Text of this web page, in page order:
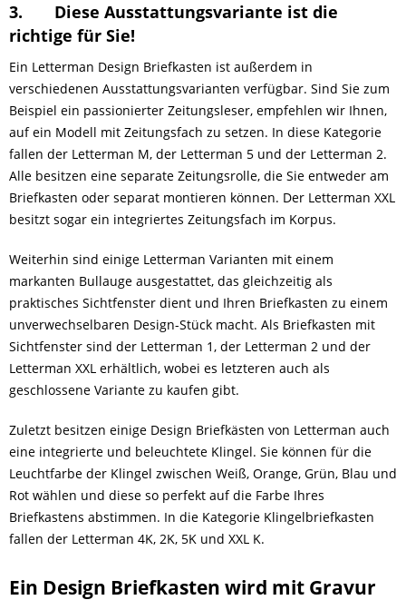
3. Diese Ausstattungsvariante ist die
richtige für Sie!
Ein Letterman Design Briefkasten ist außerdem in
verschiedenen Ausstattungsvarianten verfügbar. Sind Sie zum
Beispiel ein passionierter Zeitungsleser, empfehlen wir Ihnen,
auf ein Modell mit Zeitungsfach zu setzen. In diese Kategorie
fallen der Letterman M, der Letterman 5 und der Letterman 2.
Alle besitzen eine separate Zeitungsrolle, die Sie entweder am
Briefkasten oder separat montieren können. Der Letterman XXL
besitzt sogar ein integriertes Zeitungsfach im Korpus.
Weiterhin sind einige Letterman Varianten mit einem
markanten Bullauge ausgestattet, das gleichzeitig als
praktisches Sichtfenster dient und Ihren Briefkasten zu einem
unverwechselbaren Design-Stück macht. Als Briefkasten mit
Sichtfenster sind der Letterman 1, der Letterman 2 und der
Letterman XXL erhältlich, wobei es letzteren auch als
geschlossene Variante zu kaufen gibt.
Zuletzt besitzen einige Design Briefkästen von Letterman auch
eine integrierte und beleuchtete Klingel. Sie können für die
Leuchtfarbe der Klingel zwischen Weiß, Orange, Grün, Blau und
Rot wählen und diese so perfekt auf die Farbe Ihres
Briefkastens abstimmen. In die Kategorie Klingelbriefkasten
fallen der Letterman 4K, 2K, 5K und XXL K.
Ein Design Briefkasten wird mit Gravur